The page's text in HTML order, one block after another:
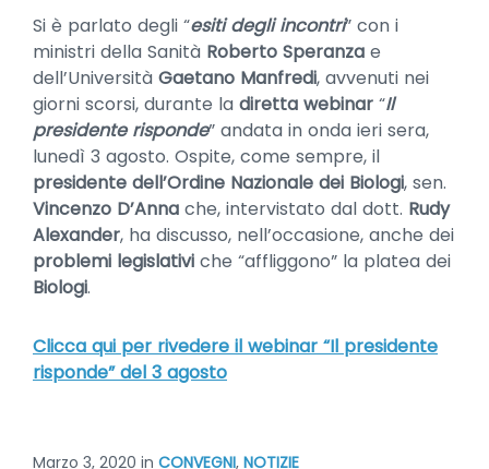
Si è parlato degli “esiti degli incontri” con i
ministri della Sanità Roberto Speranza e
dell’Università Gaetano Manfredi, avvenuti nei
giorni scorsi, durante la diretta webinar “Il
presidente risponde” andata in onda ieri sera,
lunedì 3 agosto. Ospite, come sempre, il
presidente dell’Ordine Nazionale dei Biologi, sen.
Vincenzo D’Anna che, intervistato dal dott. Rudy
Alexander, ha discusso, nell’occasione, anche dei
problemi legislativi che “affliggono” la platea dei
Biologi.
Clicca qui per rivedere il webinar “Il presidente
risponde” del 3 agosto
Marzo 3, 2020 in CONVEGNI, NOTIZIE